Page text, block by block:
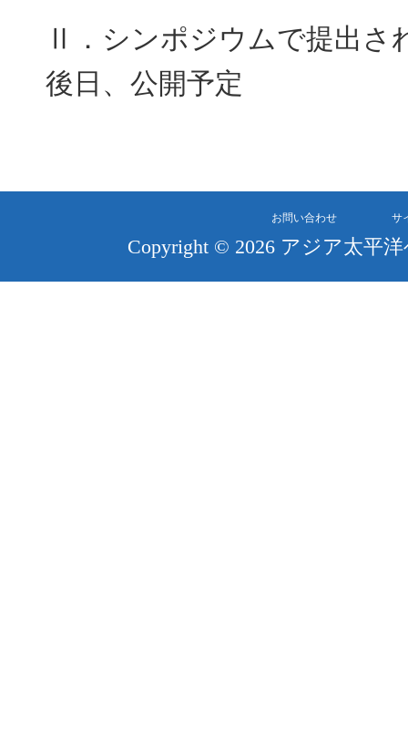
Ⅱ．シンポジウムで提出さ
後日、公開予定
お問い合わせ サ
Copyright © 2026 アジア太平